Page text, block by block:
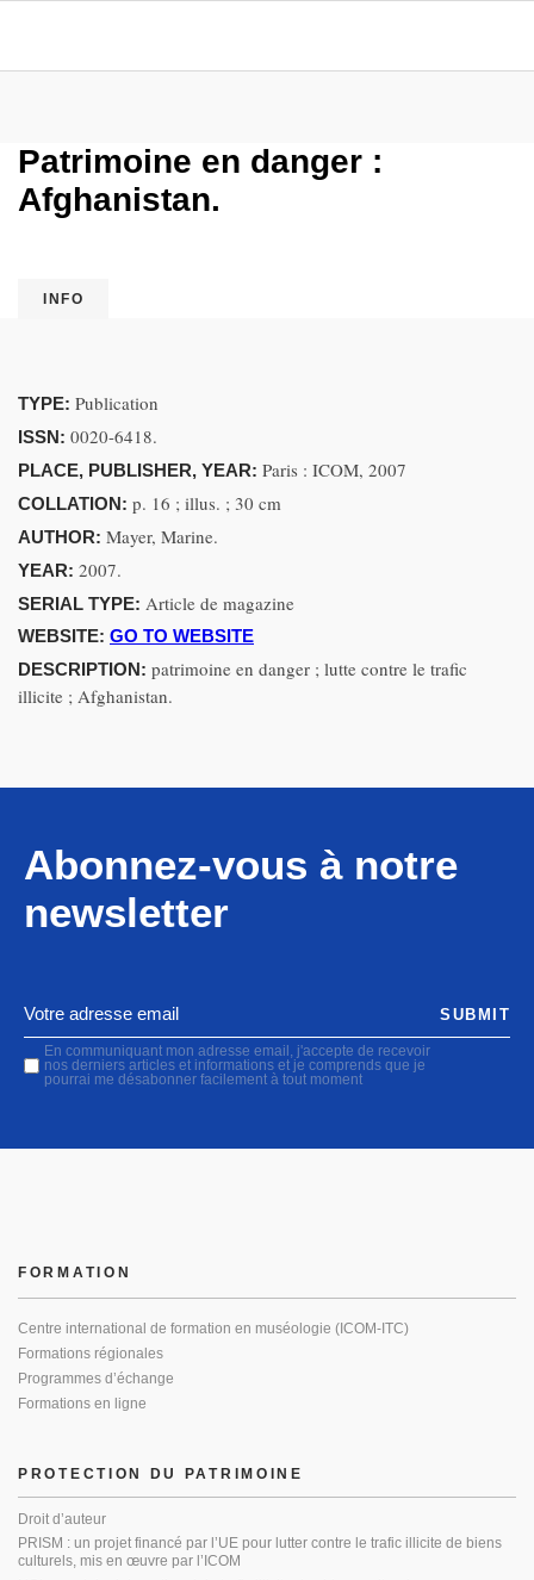
Patrimoine en danger :
Afghanistan.
INFO
TYPE: Publication
ISSN: 0020-6418.
PLACE, PUBLISHER, YEAR: Paris : ICOM, 2007
COLLATION: p. 16 ; illus. ; 30 cm
AUTHOR: Mayer, Marine.
YEAR: 2007.
SERIAL TYPE: Article de magazine
WEBSITE: GO TO WEBSITE
DESCRIPTION: patrimoine en danger ; lutte contre le trafic
illicite ; Afghanistan.
Abonnez-vous à notre
newsletter
En communiquant mon adresse email, j'accepte de recevoir
nos derniers articles et informations et je comprends que je
pourrai me désabonner facilement à tout moment
SUBMIT
PROTECTION DU PATRIMOINE
Droit d’auteur
PRISM : un projet financé par l’UE pour lutter contre le trafic illicite de biens
culturels, mis en œuvre par l’ICOM
FORMATION
Centre international de formation en muséologie (ICOM-ITC)
Formations régionales
Programmes d’échange
Formations en ligne